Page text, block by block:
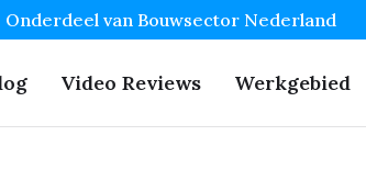
Onderdeel van Bouwsector Nederland
Video Reviews Werkgebied